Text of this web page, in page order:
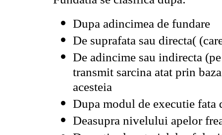
Dupa adincimea de fundare
De suprafata sau directa(
De adincime sau indirecta
transmit sarcina atat prin
acesteia
Dupa modul de executie fata
Deasupra nivelului apelor